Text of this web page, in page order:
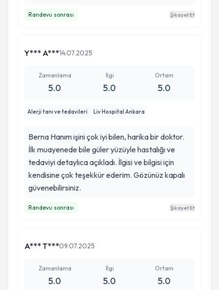
Randevu sonrası Şikayet Et
Y*** A***14.07.2025
Zamanlama
5.0
İlgi
5.0
Ortam
5.0
Alerji tanı ve tedavileri Liv Hospital Ankara
Berna Hanım işini çok iyi bilen, harika bir doktor.
İlk muayenede bile güler yüzüyle hastalığı ve
tedaviyi detaylıca açıkladı. İlgisi ve bilgisi için
kendisine çok teşekkür ederim. Gözünüz kapalı
güvenebilirsiniz.
Randevu sonrası Şikayet Et
A*** T***09.07.2025
Zamanlama
5.0
İlgi
5.0
Ortam
5.0